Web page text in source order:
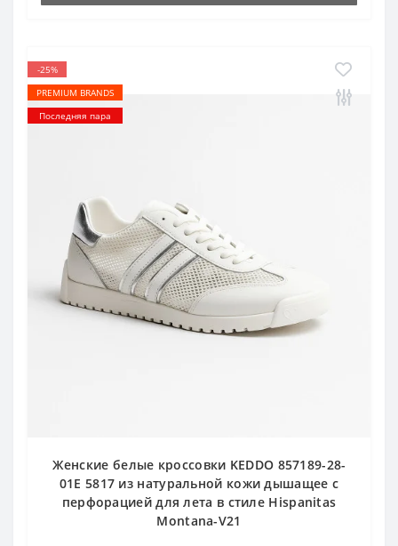
-25%
PREMIUM BRANDS
Последняя пара
Женские белые кроссовки KEDDO 857189-28-
01E 5817 из натуральной кожи дышащее с
перфорацией для лета в стиле Hispanitas
Montana-V21